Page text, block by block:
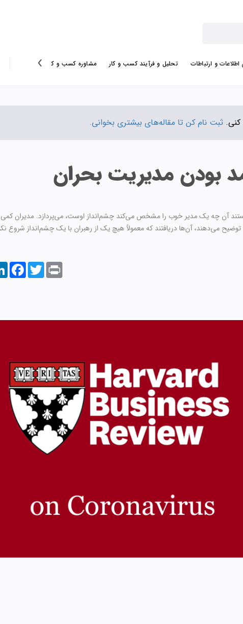
اطلاعات و ارتباطات تحلیل و فرآیند کسب و کار مشاوره کسب و کار
ثبت نام کن تا مقاله‌های بیشتری بخوانی.
بودن مدیریت بحران
هستند آن چه یک مدیر خوب را مشخص می‌کند چشم‌انداز اوست، می‌پردازد. مدیران کمی
توضیح می‌دهند، آن‌ها دریافتند که معمولاً هیچ یک از رهبران با یک چشم‌انداز شروع
TwitterPrint